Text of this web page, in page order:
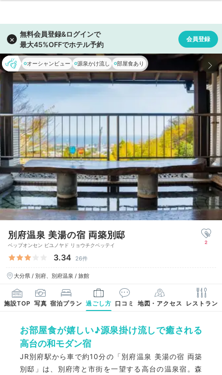
オーシャンビュー 源泉かけ流し 部屋食あり
別府温泉 美湯の宿 両築別邸
ベップオンセン ビユノヤド リョウチクベッテイ
3.34 26件
大分県 / 別府、別府温泉 / 旅館
2
施設TOP 写真 宿泊プラン 過ごし方 口コミ 地図・アクセス レストラン
お部屋食が嬉しい♪源泉掛け流しで癒される
高台の和モダン宿
JR別府駅から車で約10分の「別府温泉 美湯の宿 両築
別邸」は、別府湾と市街を一望する高台の温泉宿。森